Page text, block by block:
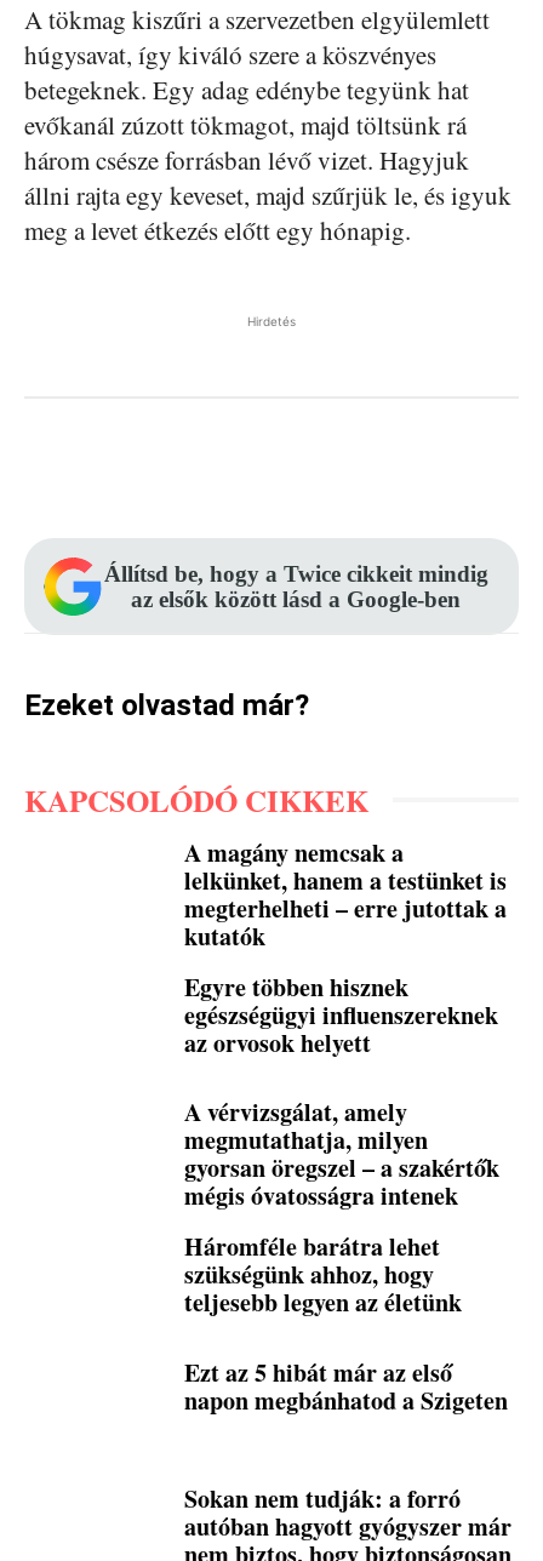
A tökmag kiszűri a szervezetben elgyülemlett
húgysavat, így kiváló szere a köszvényes
betegeknek. Egy adag edénybe tegyünk hat
evőkanál zúzott tökmagot, majd töltsünk rá
három csésze forrásban lévő vizet. Hagyjuk
állni rajta egy keveset, majd szűrjük le, és igyuk
meg a levet étkezés előtt egy hónapig.
Hirdetés
Állítsd be, hogy a Twice cikkeit mindig
az elsők között lásd a Google-ben
Ezeket olvastad már?
KAPCSOLÓDÓ CIKKEK
A magány nemcsak a
lelkünket, hanem a testünket is
megterhelheti – erre jutottak a
kutatók
Egyre többen hisznek
egészségügyi influenszereknek
az orvosok helyett
A vérvizsgálat, amely
megmutathatja, milyen
gyorsan öregszel – a szakértők
mégis óvatosságra intenek
Háromféle barátra lehet
szükségünk ahhoz, hogy
teljesebb legyen az életünk
Ezt az 5 hibát már az első
napon megbánhatod a Szigeten
Sokan nem tudják: a forró
autóban hagyott gyógyszer már
nem biztos, hogy biztonságosan